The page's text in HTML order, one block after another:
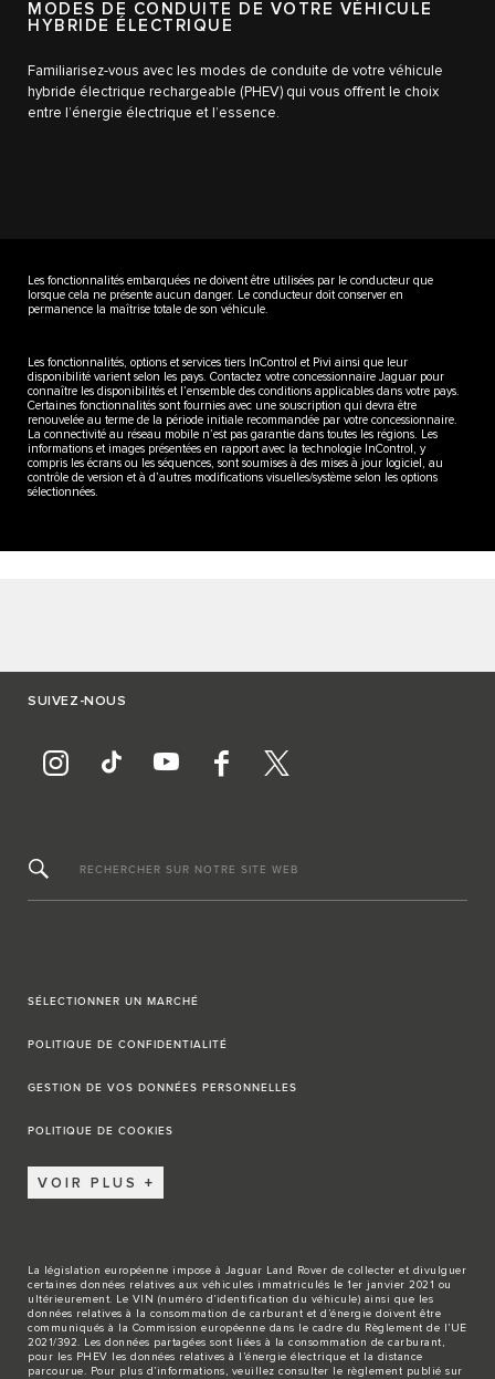
MODES DE CONDUITE DE VOTRE VÉHICULE
HYBRIDE ÉLECTRIQUE
Familiarisez-vous avec les modes de conduite de votre véhicule
hybride électrique rechargeable (PHEV) qui vous offrent le choix
entre l’énergie électrique et l’essence.
Les fonctionnalités embarquées ne doivent être utilisées par le conducteur que
lorsque cela ne présente aucun danger. Le conducteur doit conserver en
permanence la maîtrise totale de son véhicule.
Les fonctionnalités, options et services tiers InControl et Pivi ainsi que leur
disponibilité varient selon les pays. Contactez votre concessionnaire Jaguar pour
connaître les disponibilités et l’ensemble des conditions applicables dans votre pays.
Certaines fonctionnalités sont fournies avec une souscription qui devra être
renouvelée au terme de la période initiale recommandée par votre concessionnaire.
La connectivité au réseau mobile n’est pas garantie dans toutes les régions. Les
informations et images présentées en rapport avec la technologie InControl, y
compris les écrans ou les séquences, sont soumises à des mises à jour logiciel, au
contrôle de version et à d’autres modifications visuelles/système selon les options
sélectionnées.
SUIVEZ-NOUS
RECHERCHER SUR NOTRE SITE WEB
SÉLECTIONNER UN MARCHÉ
POLITIQUE DE CONFIDENTIALITÉ
GESTION DE VOS DONNÉES PERSONNELLES
POLITIQUE DE COOKIES
VOIR PLUS
La législation européenne impose à Jaguar Land Rover de collecter et divulguer
certaines données relatives aux véhicules immatriculés le 1er janvier 2021 ou
ultérieurement. Le VIN (numéro d’identification du véhicule) ainsi que les
données relatives à la consommation de carburant et d’énergie doivent être
communiqués à la Commission européenne dans le cadre du Règlement de l’UE
2021/392. Les données partagées sont liées à la consommation de carburant,
pour les PHEV les données relatives à l’énergie électrique et la distance
parcourue. Pour plus d’informations, veuillez consulter le règlement publié sur